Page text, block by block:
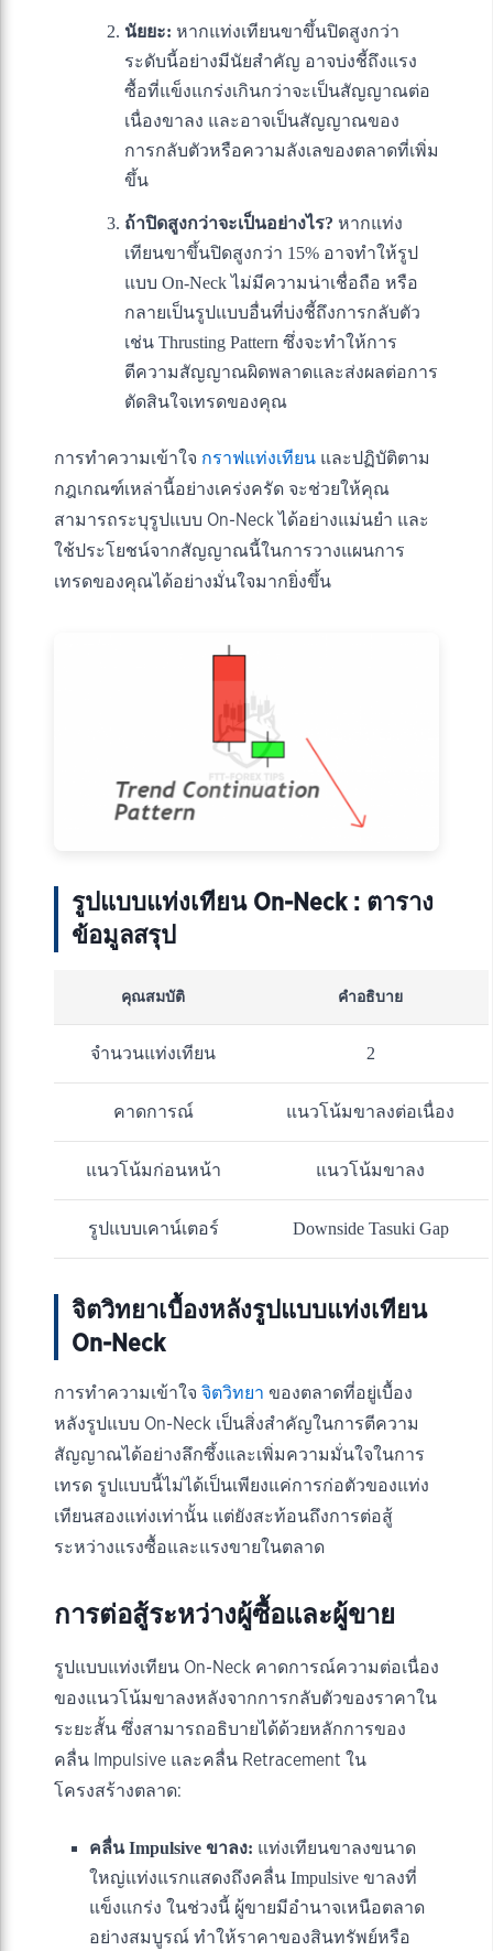
นัยยะ: หากแท่งเทียนขาขึ้นปิดสูงกว่า
ระดับนี้อย่างมีนัยสำคัญ อาจบ่งชี้ถึงแรง
ซื้อที่แข็งแกร่งเกินกว่าจะเป็นสัญญาณต่อ
เนื่องขาลง และอาจเป็นสัญญาณของ
การกลับตัวหรือความลังเลของตลาดที่เพิ่ม
ขึ้น
ถ้าปิดสูงกว่าจะเป็นอย่างไร? หากแท่ง
เทียนขาขึ้นปิดสูงกว่า 15% อาจทำให้รูป
แบบ On-Neck ไม่มีความน่าเชื่อถือ หรือ
กลายเป็นรูปแบบอื่นที่บ่งชี้ถึงการกลับตัว
เช่น Thrusting Pattern ซึ่งจะทำให้การ
ตีความสัญญาณผิดพลาดและส่งผลต่อการ
ตัดสินใจเทรดของคุณ
การทำความเข้าใจ กราฟแท่งเทียน และปฏิบัติตาม
กฎเกณฑ์เหล่านี้อย่างเคร่งครัด จะช่วยให้คุณ
สามารถระบุรูปแบบ On-Neck ได้อย่างแม่นยำ และ
ใช้ประโยชน์จากสัญญาณนี้ในการวางแผนการ
เทรดของคุณได้อย่างมั่นใจมากยิ่งขึ้น
รูปแบบแท่งเทียน On-Neck : ตาราง
ข้อมูลสรุป
คุณสมบัติ คำอธิบาย
จำนวนแท่งเทียน 2
คาดการณ์ แนวโน้มขาลงต่อเนื่อง
แนวโน้มก่อนหน้า แนวโน้มขาลง
รูปแบบเคาน์เตอร์ Downside Tasuki Gap
จิตวิทยาเบื้องหลังรูปแบบแท่งเทียน
On-Neck
การทำความเข้าใจ จิตวิทยา ของตลาดที่อยู่เบื้อง
หลังรูปแบบ On-Neck เป็นสิ่งสำคัญในการตีความ
สัญญาณได้อย่างลึกซึ้งและเพิ่มความมั่นใจในการ
เทรด รูปแบบนี้ไม่ได้เป็นเพียงแค่การก่อตัวของแท่ง
เทียนสองแท่งเท่านั้น แต่ยังสะท้อนถึงการต่อสู้
ระหว่างแรงซื้อและแรงขายในตลาด
การต่อสู้ระหว่างผู้ซื้อและผู้ขาย
รูปแบบแท่งเทียน On-Neck คาดการณ์ความต่อเนื่อง
ของแนวโน้มขาลงหลังจากการกลับตัวของราคาใน
ระยะสั้น ซึ่งสามารถอธิบายได้ด้วยหลักการของ
คลื่น Impulsive และคลื่น Retracement ใน
โครงสร้างตลาด:
คลื่น Impulsive ขาลง: แท่งเทียนขาลงขนาด
ใหญ่แท่งแรกแสดงถึงคลื่น Impulsive ขาลงที่
แข็งแกร่ง ในช่วงนี้ ผู้ขายมีอำนาจเหนือตลาด
อย่างสมบูรณ์ ทำให้ราคาของสินทรัพย์หรือ